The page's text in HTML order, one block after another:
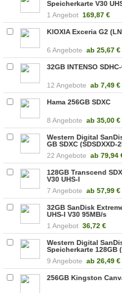
Speicherkarte V30
1 Angebot 169,87 €
KIOXIA Exceria G2
6 Angebote ab 25,67 €
32GB INTENSO
12 Angebote ab 7,49 €
Hama 256GB SDXC
8 Angebote ab 35,00 €
Western Digital
GB SDXC (SDSDXXD-
22 Angebote ab 79,94
128GB Transcend
V30 UHS-I
7 Angebote ab 57,99 €
32GB SanDisk
UHS-I V30 95MB/s
1 Angebot 36,72 €
Western Digital
Speicherkarte 128GB
9 Angebote ab 26,49 €
256GB Kingston